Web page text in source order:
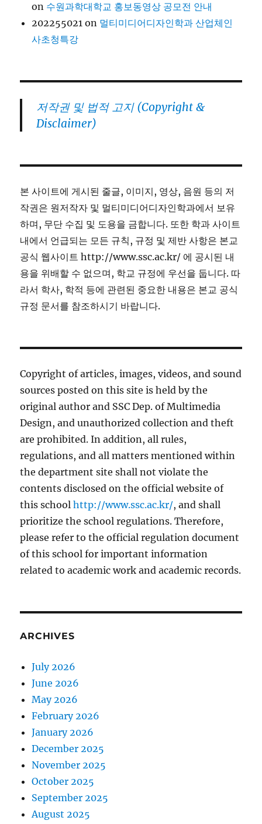
on 수원과학대학교 홍보동영상 공모전 안내
202255021 on 멀티미디어디자인학과 산업체인
사초청특강
저작권 및 법적 고지 (Copyright &
Disclaimer)
본 사이트에 게시된 줄글, 이미지, 영상, 음원 등의 저
작권은 원저작자 및 멀티미디어디자인학과에서 보유
하며, 무단 수집 및 도용을 금합니다. 또한 학과 사이트
내에서 언급되는 모든 규칙, 규정 및 제반 사항은 본교
공식 웹사이트 http://www.ssc.ac.kr/ 에 공시된 내
용을 위배할 수 없으며, 학교 규정에 우선을 둡니다. 따
라서 학사, 학적 등에 관련된 중요한 내용은 본교 공식
규정 문서를 참조하시기 바랍니다.
Copyright of articles, images, videos, and sound
sources posted on this site is held by the
original author and SSC Dep. of Multimedia
Design, and unauthorized collection and theft
are prohibited. In addition, all rules,
regulations, and all matters mentioned within
the department site shall not violate the
contents disclosed on the official website of
this schoolhttp://www.ssc.ac.kr/, and shall
prioritize the school regulations. Therefore,
please refer to the official regulation document
of this school for important information
related to academic work and academic records.
ARCHIVES
July 2026
June 2026
May 2026
February 2026
January 2026
December 2025
November 2025
October 2025
September 2025
August 2025